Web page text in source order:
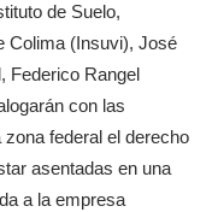
de Suelo,
Colima (Insuvi), José
Federico Rangel
con las
federal el derecho
asentadas en una
a la empresa